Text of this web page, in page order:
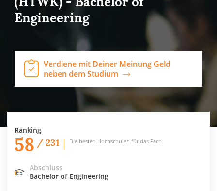
Engineering
Verdiene mit Deiner Meinung Geld
neben dem Studium
Ranking
58 / 231 Die besten Hochschulen für das Fach
Abschluss
Bachelor of Engineering